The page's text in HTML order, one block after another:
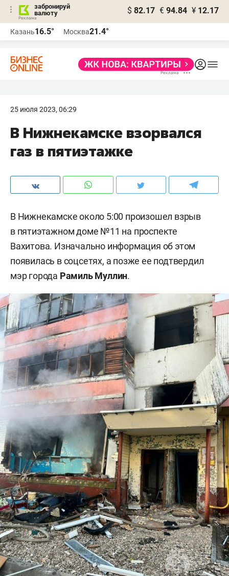
забронируй
валюту
$ 82.17 € 94.84 ¥ 12.17
Казань16.5° Москва21.4°
25 июля 2023, 06:29
В Нижнекамске взорвался
газ в пятиэтажке
В Нижнекамске около 5:00 произошел взрыв
в пятиэтажном доме №11 на проспекте
Вахитова. Изначально информация об этом
появилась в соцсетях, а позже ее подтвердил
мэр города Рамиль Муллин.